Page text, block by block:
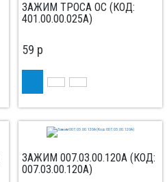
ЗАЖИМ ТРОСА ОС (КОД:
401.00.00.025А)
59 p
ЗАЖИМ 007.03.00.120А (КОД:
007.03.00.120А)